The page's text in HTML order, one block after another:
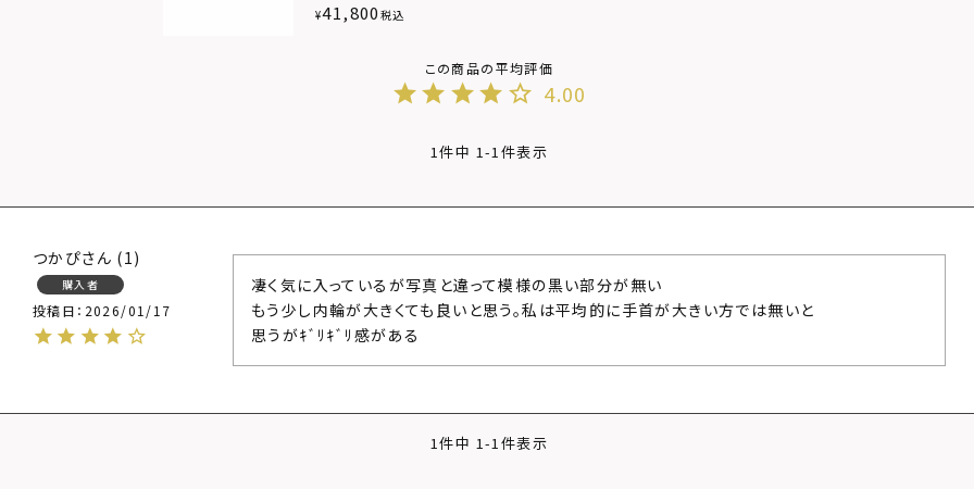
¥41,800 税込
4.00
1件中 1-1件表示
つかぴ 1
購入者
投稿日 2026/01/17
凄く気に入っているが写真と違って模様の黒い部分が無い
もう少し内輪が大きくても良いと思う。私は平均的に手首が大きい方では無いと
1件中 1-1件表示